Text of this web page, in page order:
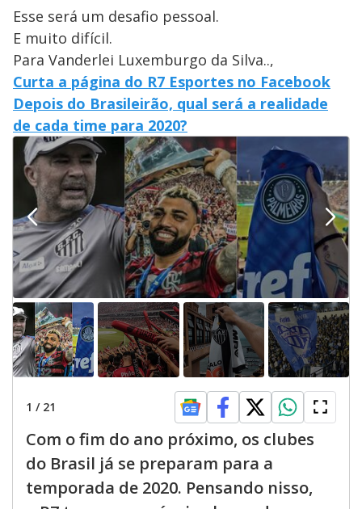
Esse será um desafio pessoal.
E muito difícil.
Para Vanderlei Luxemburgo da Silva..,
Curta a página do R7 Esportes no Facebook
Depois do Brasileirão, qual será a realidade
de cada time para 2020?
1 / 21
Com o fim do ano próximo, os clubes
do Brasil já se preparam para a
temporada de 2020. Pensando nisso,